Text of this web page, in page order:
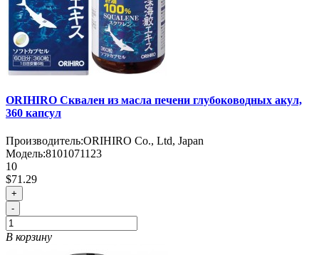
ORIHIRO Сквален из масла печени глубоководных акул,
360 капсул
Производитель:ORIHIRO Co., Ltd, Japan
Модель:8101071123
10
$71.29
+
-
В корзину